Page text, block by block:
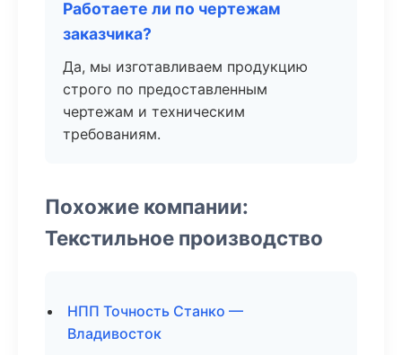
Работаете ли по чертежам
заказчика?
Да, мы изготавливаем продукцию
строго по предоставленным
чертежам и техническим
требованиям.
Похожие компании:
Текстильное производство
НПП Точность Станко —
Владивосток